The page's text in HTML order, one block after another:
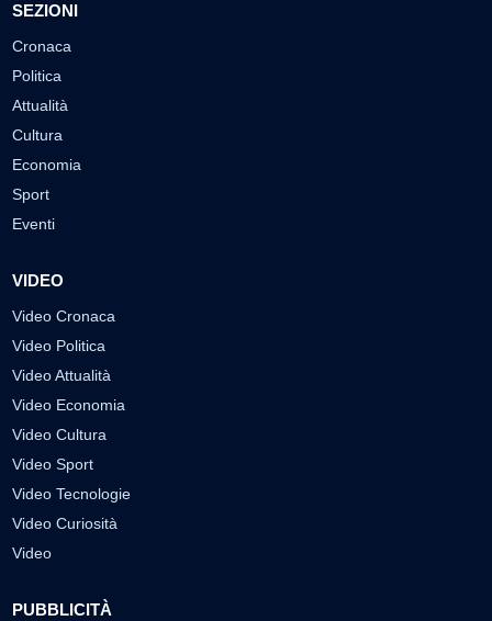
SEZIONI
Cronaca
Politica
Attualità
Cultura
Economia
Sport
Eventi
VIDEO
Video Cronaca
Video Politica
Video Attualità
Video Economia
Video Cultura
Video Sport
Video Tecnologie
Video Curiosità
Video
PUBBLICITÀ